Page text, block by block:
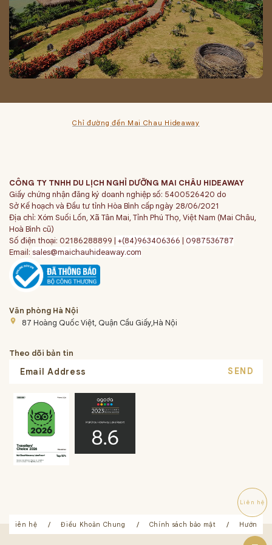
Liên hệ
Chỉ đường đến Mai Chau Hideaway
CÔNG TY TNHH DU LỊCH NGHỈ DƯỠNG MAI CHÂU HIDEAWAY
Giấy chứng nhận đăng ký doanh nghiệp số: 5400526420 do
Sở Kế hoạch và Đầu tư tỉnh Hòa Bình cấp ngày 28/06/2021
Địa chỉ: Xóm Suối Lốn, Xã Tân Mai, Tỉnh Phú Thọ, Việt Nam (Mai Châu,
Hoà Bình cũ)
Số điện thoại: 02186288899 | +(84)963406366 | 0987536787
Email: sales@maichauhideaway.com
Văn phòng Hà Nội
place 87 Hoàng Quốc Việt, Quận Cầu Giấy,Hà Nội
Theo dõi bản tin
SEND
Liên hệ Điều Khoản Chung Chính sách bảo mật Hướng